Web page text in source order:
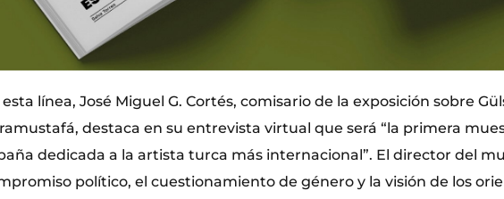
esta línea, José Miguel G. Cortés, comisario de la exposición sobre
destaca en su entrevista virtual que será “la primera
dedicada a la artista turca más internacional”. El director del
político, el cuestionamiento de género y la visión de los